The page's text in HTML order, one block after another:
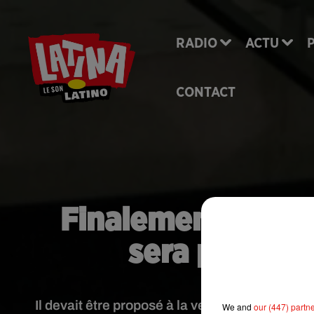
RADIO ACTU
CONTACT
Finalement, le
sera pas
Il devait être proposé à la vente ce samedi à
We and our (447)